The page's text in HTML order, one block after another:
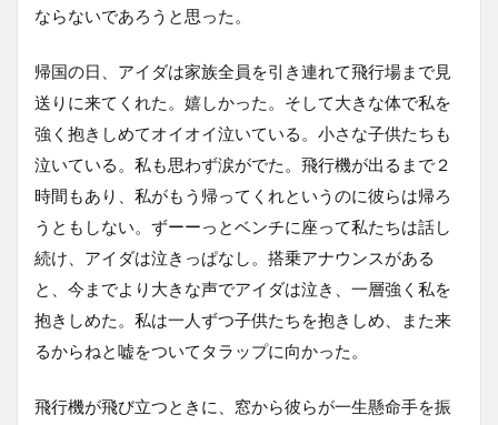
ならないであろうと思った。
帰国の日、アイダは家族全員を引き連れて飛行場まで見
送りに来てくれた。嬉しかった。そして大きな体で私を
強く抱きしめてオイオイ泣いている。小さな子供たちも
泣いている。私も思わず涙がでた。飛行機が出るまで２
時間もあり、私がもう帰ってくれというのに彼らは帰ろ
うともしない。ずーーっとベンチに座って私たちは話し
続け、アイダは泣きっぱなし。搭乗アナウンスがある
と、今までより大きな声でアイダは泣き、一層強く私を
抱きしめた。私は一人ずつ子供たちを抱きしめ、また来
るからねと嘘をついてタラップに向かった。
飛行機が飛び立つときに、窓から彼らが一生懸命手を振